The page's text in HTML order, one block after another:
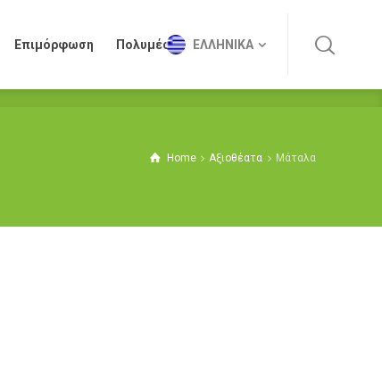
Επιμόρφωση Πολυμέσα ΕΛΛΗΝΙΚΆ
Home Αξιοθέατα Μάταλα